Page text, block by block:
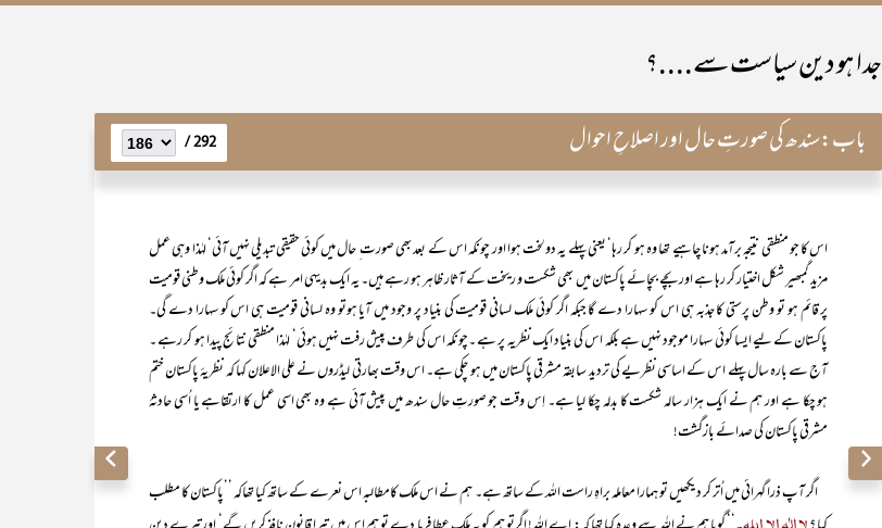
جدا ہو دین سیاست سے....؟
باب:سندھ کی صورتِ حال اور اصلاحِ احوال 292 /
اس کا جو منطقی نتیجہ برآمد ہونا چاہیے تھا وہ ہو کر رہا‘ یعنی پہلے یہ دولخت ہوا اور چونکہ اس کے بعد بھی صورت ِ حال میں کوئی حقیقی تبدیلی نہیں آئی‘ لہٰذا وہی عمل
مزید گمبھیر شکل اختیار کر رہا ہے اور بچے بچائے پاکستان میں بھی شکست و ریخت کے آثار ظاہر ہو رہے ہیں۔ یہ ایک بدیہی امر ہے کہ اگر کوئی ملک وطنی قومیت
پر قائم ہو تو وطن پرستی کا جذبہ ہی اس کو سہارا دے گا جبکہ اگر کوئی ملک لسانی قومیت کی بنیاد پر وجود میں آیا ہوتو وہ لسانی قومیت ہی اس کو سہارا دے گی۔
پاکستان کے لیے ایسا کوئی سہارا موجود نہیں ہے بلکہ اس کی بنیاد ایک نظریہ پر ہے ۔چونکہ اس کی طرف پیش رفت نہیں ہوئی‘ لہٰذا منطقی نتائج پیدا ہو کر رہے ۔
آج سے بارہ سال پہلے اس کے اساسی نظریے کی تردید سابقہ مشرقی پاکستان میں ہو چکی ہے۔ اس وقت بھارتی لیڈروں نے علی الاعلان کہا کہ نظریۂ پاکستان ختم
ہو چکا ہے اور ہم نے ایک ہزار سالہ شکست کا بدلہ چکا لیا ہے۔ اِس وقت جو صورتِ حال سندھ میں پیش آئی ہے وہ بھی اسی عمل کا ارتقاہے یا اُسی حادثۂ
مشرقی پاکستان کی صدائے بازگشت!
اگر آپ ذرا گہرائی میں اُتر کر دیکھیں تو ہمارا معاملہ براہِ راست اللہ کے ساتھ ہے۔ ہم نے اس ملک کامطالبہ اس نعرے کے ساتھ کیا تھاکہ ’’پاکستان کا مطلب